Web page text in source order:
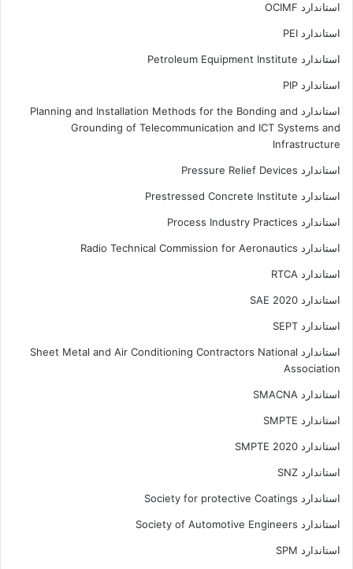
استاندارد OCIMF
استاندارد PEI
استاندارد Petroleum Equipment Institute
استاندارد PIP
استاندارد Planning and Installation Methods for the Bonding and
Grounding of Telecommunication and ICT Systems and
Infrastructure
استاندارد Pressure Relief Devices
استاندارد Prestressed Concrete Institute
استاندارد Process Industry Practices
استاندارد Radio Technical Commission for Aeronautics
استاندارد RTCA
استاندارد SAE 2020
استاندارد SEPT
استاندارد Sheet Metal and Air Conditioning Contractors National
Association
استاندارد SMACNA
استاندارد SMPTE
استاندارد SMPTE 2020
استاندارد SNZ
استاندارد Society for protective Coatings
استاندارد Society of Automotive Engineers
استاندارد SPM